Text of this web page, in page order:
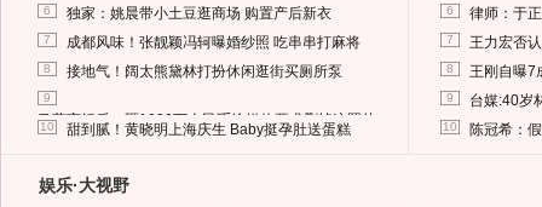
6 独家：姚晨带小土豆逛商场 购置产后新衣
7 成都风味！张靓颖冯轲曝婚纱照 吃串串打麻将
8 接地气！阔太熊黛林打扮休闲逛街买厕所泵
9
马蓉离婚后，砸1000万人民币给媒体要求删掉这照片
10 甜到腻！黄晓明上海庆生 Baby挺孕肚送蛋糕
6 律师：于
7 王力宏否
8 王刚自曝7
9 台媒:40岁
10 陈冠希：
娱乐·大视野